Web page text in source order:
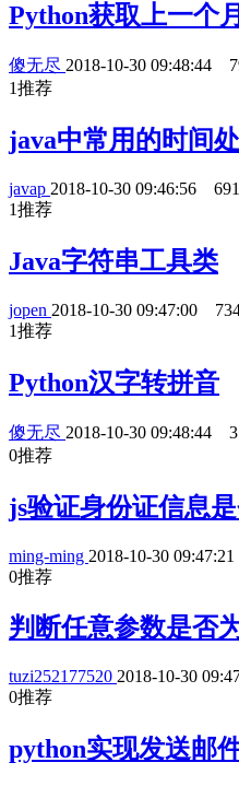
Python获取上一个
傻无尽 2018-10-30 09:48:44
1推荐
java中常用的时间
javap 2018-10-30 09:46:56
1推荐
Java字符串工具类
jopen 2018-10-30 09:47:00
1推荐
Python汉字转拼音
傻无尽 2018-10-30 09:48:44
0推荐
js验证身份证信息
ming-ming 2018-10-30 09:47:21
0推荐
判断任意参数是否
tuzi252177520 2018-10-30
0推荐
python实现发送邮